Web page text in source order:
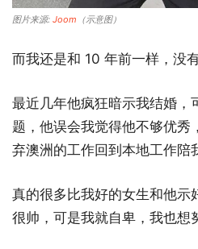
图片来源: Joom （示意图）
而我还是和 10 年前一样，没
最近几年他疯狂暗示我结婚，
题，他误会我觉得他不够优秀
弃澳洲的工作回到本地工作陪
真的很多比我好的女生和他示
很帅，可是我就自卑，我也想